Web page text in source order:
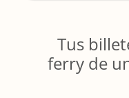
Tus
ferry de